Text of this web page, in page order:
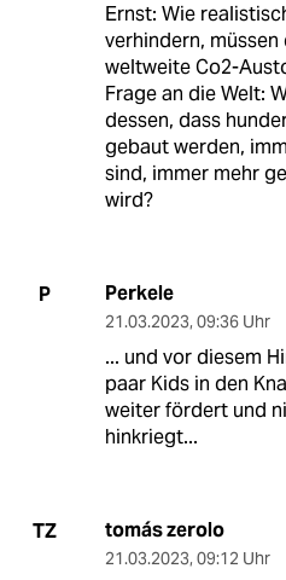
Ernst: Wie
verhindern,
weltweite Co2-
Frage an die Welt:
dessen, dass
gebaut werden,
sind, immer mehr
wird?
P Perkele
21.03.2023, 09:36 Uhr
... und vor diesem
paar Kids in den
weiter fördert und
hinkriegt...
TZ tomás zerolo
21.03.2023, 09:12 Uhr